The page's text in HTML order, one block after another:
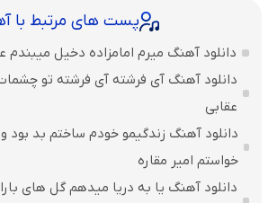
پست های مرتبط با
دانلود آهنگ میرم امامزاده دخیل
دانلود آهنگ آی فرشته آی فرشته تو
عقابی
دانلود آهنگ زندگیمو خودم ساختم بد
خواستم امیر مقاره
دانلود آهنگ یا به دریا میدهم گل های